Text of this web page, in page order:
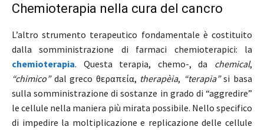
Chemioterapia nella cura del cancro
L’altro strumento terapeutico fondamentale è costituito
dalla somministrazione di farmaci chemioterapici: la
chemioterapia. Questa terapia, chemo-, da chemical,
“chimico”dal greco θεραπεία, therapèia, “terapia”si basa
sulla somministrazione di sostanze in grado di “aggredire”
le cellule nella maniera più mirata possibile. Nello specifico
di impedire la moltiplicazione e replicazione delle cellule